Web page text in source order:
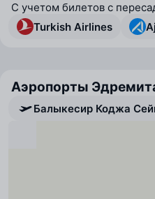
С учетом билетов с
Turkish Airlines
Аэропорты
Балыкесир Коджа